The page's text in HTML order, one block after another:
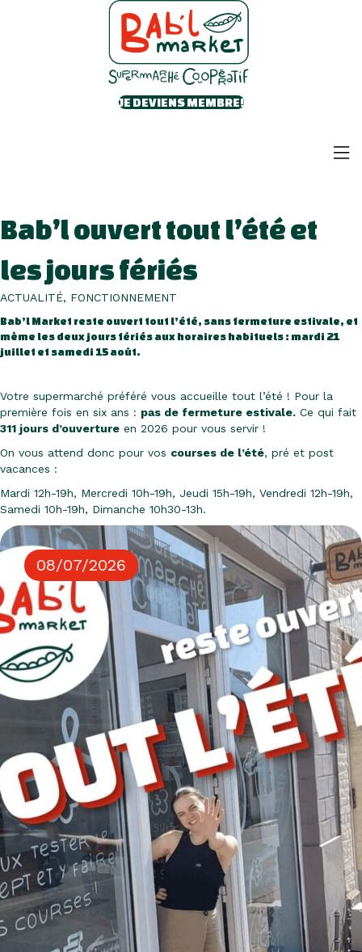
JE DEVIENS MEMBRE!
Bab’l ouvert tout l’été et
les jours fériés
ACTUALITÉ, FONCTIONNEMENT
Bab’l Market reste ouvert tout l’été, sans fermeture estivale, et
même les deux jours fériés aux horaires habituels : mardi 21
juillet et samedi 15 août.
Votre supermarché préféré vous accueille tout l’été ! Pour la
première fois en six ans : pas de fermeture estivale. Ce qui fait
311 jours d’ouverture en 2026 pour vous servir !
On vous attend donc pour vos courses de l’été, pré et post
vacances :
Mardi 12h-19h, Mercredi 10h-19h, Jeudi 15h-19h, Vendredi 12h-19h,
Samedi 10h-19h, Dimanche 10h30-13h.
08/07/2026